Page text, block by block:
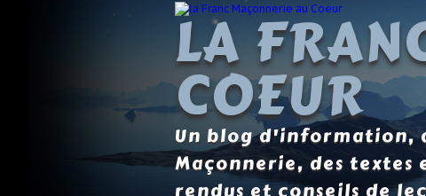
LA
COEUR
Un blog d'information,
Maçonnerie, des textes